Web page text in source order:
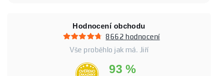
Hodnocení obchodu
8662 hodnocení
Vše proběhlo jak má. Jiří
93 %